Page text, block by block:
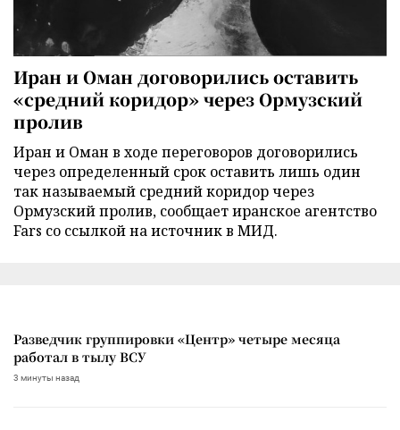
Иран и Оман договорились оставить
«средний коридор» через Ормузский
пролив
Иран и Оман в ходе переговоров договорились
через определенный срок оставить лишь один
так называемый средний коридор через
Ормузский пролив, сообщает иранское агентство
Fars со ссылкой на источник в МИД.
Разведчик группировки «Центр» четыре месяца
работал в тылу ВСУ
3 минуты назад